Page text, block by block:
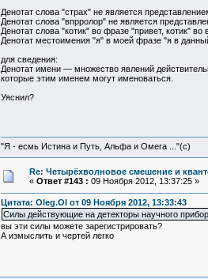
Денотат слова "страх" не является
Денотат слова "впрролор" не является
Денотат слова "котик" во фразе "привет, котик"
Денотат местоимения "я" в моей фразе "я в
для сведения:
Денотат имени — множество явлений
которые этим именем могут именоваться.
Уяснил?
"Я - есмь Истина и Путь, Альфа и Омега ..."(с)
Re: Четырёхволновое смешение и
« Ответ #143 : 09 Ноября 2012, 13:37:25 »
Цитата: Oleg.Ol от 09 Ноября 2012, 13:33:43
Силы действующие на детекторы научного
вы эти силы можете зарегистрировать?
А измыслить и чертей легко